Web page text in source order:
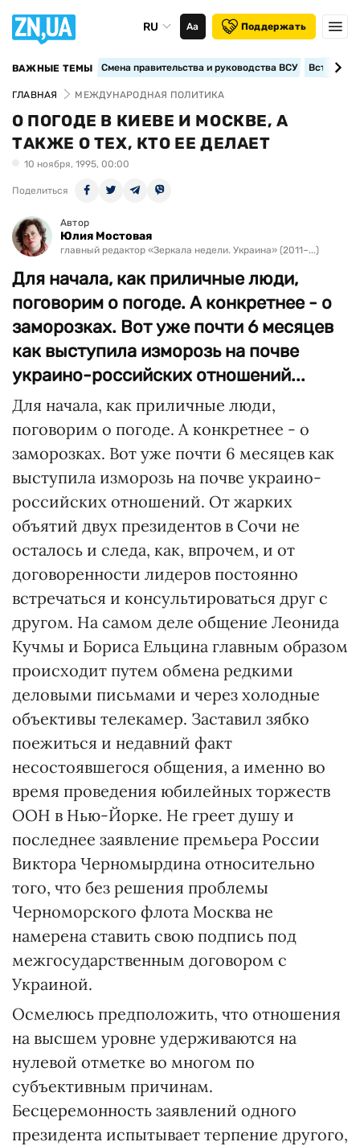
RU Аа Поддержать
ВАЖНЫЕ ТЕМЫ Смена правительства и руководства ВСУ
ГЛАВНАЯ МЕЖДУНАРОДНАЯ ПОЛИТИКА
О ПОГОДЕ В КИЕВЕ И МОСКВЕ, А
ТАКЖЕ О ТЕХ, КТО ЕЕ ДЕЛАЕТ
10 ноября, 1995, 00:00
Поделиться
Автор
Юлия Мостовая
главный редактор «Зеркала недели. Украина» (2011–...)
Для начала, как приличные люди,
поговорим о погоде. А конкретнее - о
заморозках. Вот уже почти 6 месяцев
как выступила изморозь на почве
украино-российских отношений...
Для начала, как приличные люди,
поговорим о погоде. А конкретнее - о
заморозках. Вот уже почти 6 месяцев как
выступила изморозь на почве украино-
российских отношений. От жарких
объятий двух президентов в Сочи не
осталось и следа, как, впрочем, и от
договоренности лидеров постоянно
встречаться и консультироваться друг с
другом. На самом деле общение Леонида
Кучмы и Бориса Ельцина главным образом
происходит путем обмена редкими
деловыми письмами и через холодные
объективы телекамер. Заставил зябко
поежиться и недавний факт
несостоявшегося общения, а именно во
время проведения юбилейных торжеств
ООН в Нью-Йорке. Не греет душу и
последнее заявление премьера России
Виктора Черномырдина относительно
того, что без решения проблемы
Черноморского флота Москва не
намерена ставить свою подпись под
межгосударственным договором с
Украиной.
Осмелюсь предположить, что отношения
на высшем уровне удерживаются на
нулевой отметке во многом по
субъективным причинам.
Бесцеремонность заявлений одного
президента испытывает терпение другого,